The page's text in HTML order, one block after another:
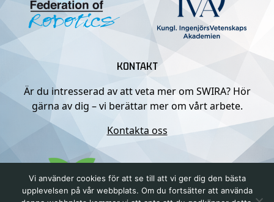
KONTAKT
Är du intresserad av att veta mer om SWIRA? Hör
gärna av dig – vi berättar mer om vårt arbete.
Kontakta oss
Vi använder cookies för att se till att vi ger dig den bästa
upplevelsen på vår webbplats. Om du fortsätter att använda